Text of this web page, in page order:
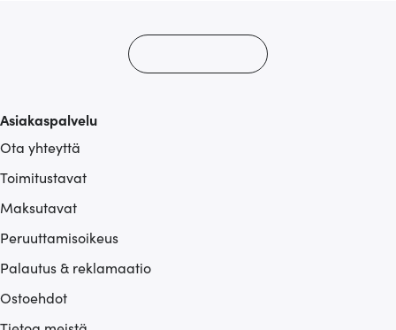
Asiakaspalvelu
Ota yhteyttä
Toimitustavat
Maksutavat
Peruuttamisoikeus
Palautus & reklamaatio
Ostoehdot